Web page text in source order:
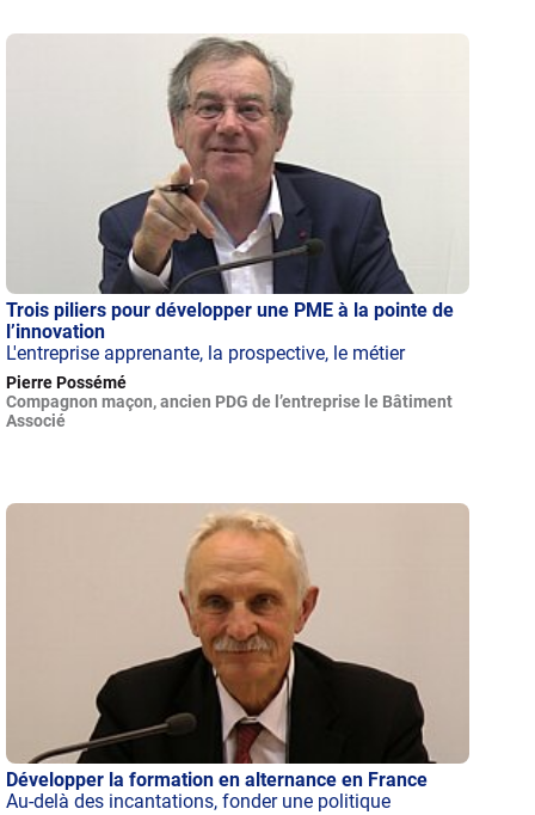
Trois piliers pour développer une PME à la pointe de
l’innovation
L'entreprise apprenante, la prospective, le métier
Pierre Possémé
Compagnon maçon, ancien PDG de l’entreprise le Bâtiment
Associé
Développer la formation en alternance en France
Au-delà des incantations, fonder une politique